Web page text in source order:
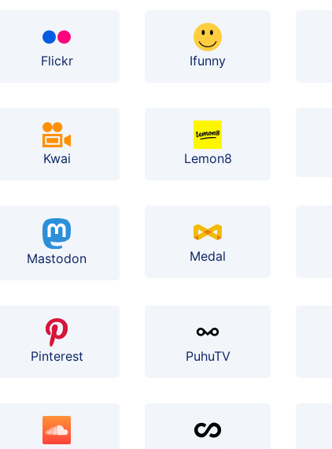
Flickr Ifunny
Kwai Lemon8
Mastodon Medal
Pinterest PuhuTV